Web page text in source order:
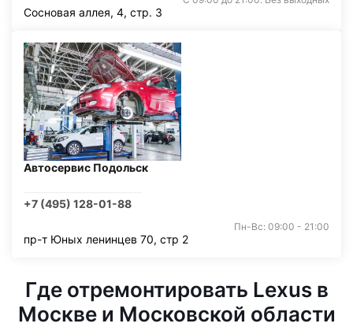
Сосновая аллея, 4, стр. 3
Автосервис Подольск
+7 (495) 128-01-88
Пн-Вс: 09:00 - 21:00
пр-т Юных ленинцев 70, стр 2
Где отремонтировать Lexus в
Москве и Московской области